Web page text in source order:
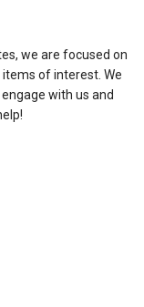
we are focused on
of interest. We
with us and